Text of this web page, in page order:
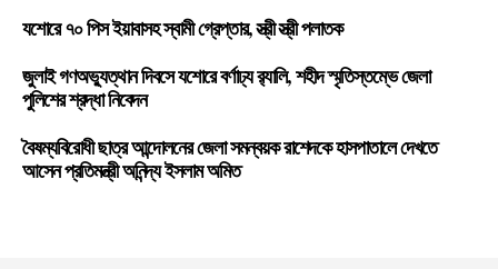
যশোরে ৭০ পিস ইয়াবাসহ স্বামী গ্রেপ্তার, স্ত্রী স্ত্রী পলাতক
জুলাই গণঅভ্যুত্থান দিবসে যশোরে বর্ণাঢ্য র‍্যালি, শহীদ স্মৃতিস্তম্ভে জেলা
পুলিশের শ্রদ্ধা নিবেদন
বৈষম্যবিরোধী ছাত্র আন্দোলনের জেলা সমন্বয়ক রাশেদকে হাসপাতালে দেখতে
আসেন প্রতিমন্ত্রী অনিন্দ্য ইসলাম অমিত